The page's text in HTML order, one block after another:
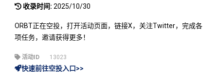
收录时间: 2025/10/30
ORBT正在空投，打开活动页面，链接X，关注Twitter，完成各
项任务，邀请获得更多！
活动ID 13023
快速前往空投入口>>